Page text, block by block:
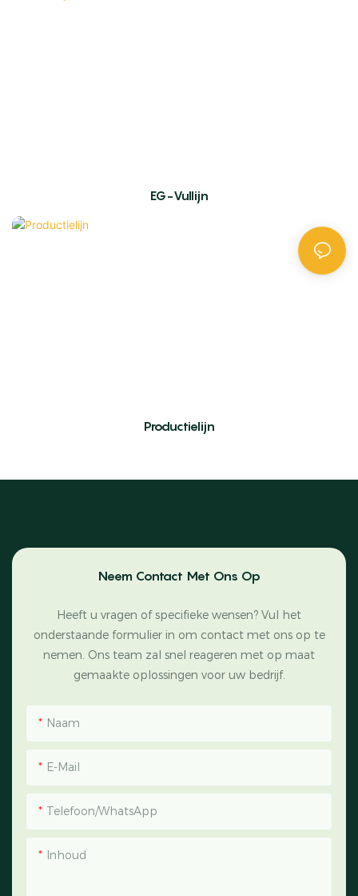
EG-Vullijn
Productielijn
Neem Contact Met Ons Op
Heeft u vragen of specifieke wensen? Vul het
onderstaande formulier in om contact met ons op te
nemen. Ons team zal snel reageren met op maat
gemaakte oplossingen voor uw bedrijf.
Naam
E-Mail
Telefoon/WhatsApp
Inhoud